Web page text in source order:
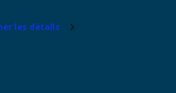
les détails